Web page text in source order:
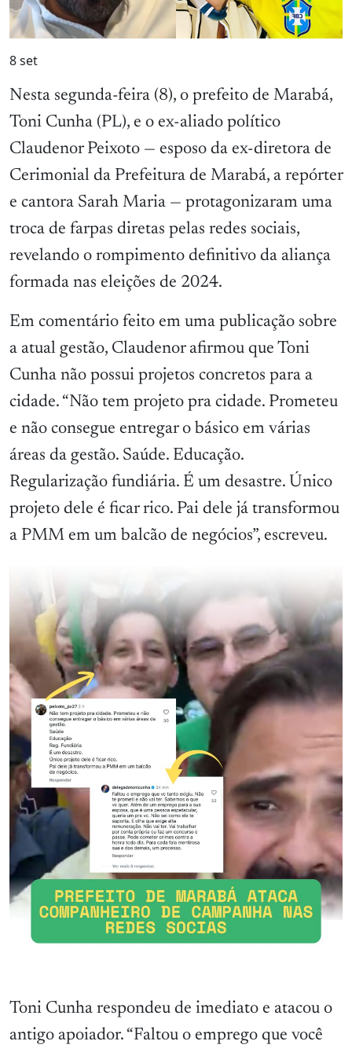
8set
Nesta segunda-feira (8), o prefeito de Marabá,
Toni Cunha (PL), e o ex-aliado político
Claudenor Peixoto — esposo da ex-diretora de
Cerimonial da Prefeitura de Marabá, a repórter
e cantora Sarah Maria — protagonizaram uma
troca de farpas diretas pelas redes sociais,
revelando o rompimento definitivo da aliança
formada nas eleições de 2024.
Em comentário feito em uma publicação sobre
a atual gestão, Claudenor afirmou que Toni
Cunha não possui projetos concretos para a
cidade. “Não tem projeto pra cidade. Prometeu
e não consegue entregar o básico em várias
áreas da gestão. Saúde. Educação.
Regularização fundiária. É um desastre. Único
projeto dele é ficar rico. Pai dele já transformou
a PMM em um balcão de negócios”, escreveu.
Toni Cunha respondeu de imediato e atacou o
antigo apoiador. “Faltou o emprego que você